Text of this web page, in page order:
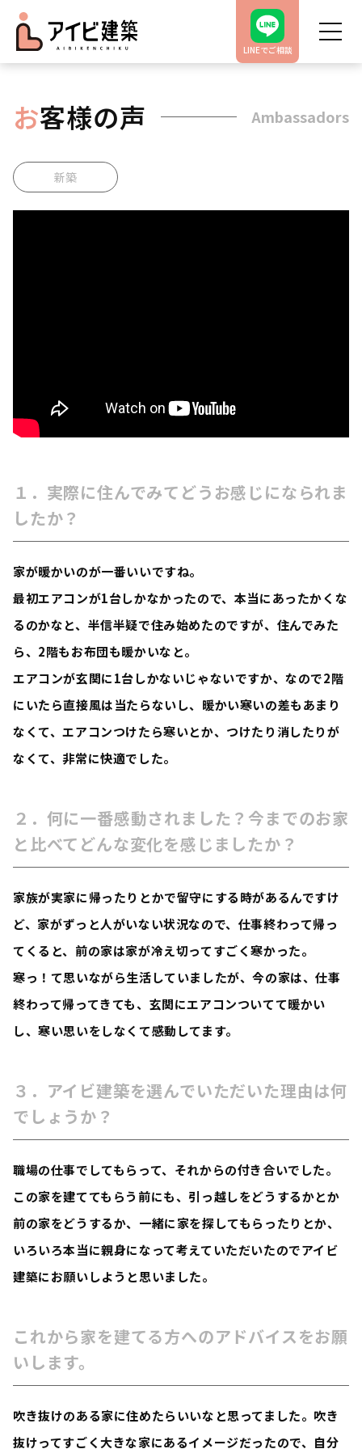
LINEでご相談
お客様の声 Ambassadors
新築
１．実際に住んでみてどうお感じになられま
したか？
家が暖かいのが一番いいですね。
最初エアコンが1台しかなかったので、本当にあったかくな
るのかなと、半信半疑で住み始めたのですが、住んでみた
ら、2階もお布団も暖かいなと。
エアコンが玄関に1台しかないじゃないですか、なので2階
にいたら直接風は当たらないし、暖かい寒いの差もあまり
なくて、エアコンつけたら寒いとか、つけたり消したりが
なくて、非常に快適でした。
２．何に一番感動されました？今までのお家
と比べてどんな変化を感じましたか？
家族が実家に帰ったりとかで留守にする時があるんですけ
ど、家がずっと人がいない状況なので、仕事終わって帰っ
てくると、前の家は家が冷え切ってすごく寒かった。
寒っ！て思いながら生活していましたが、今の家は、仕事
終わって帰ってきても、玄関にエアコンついてて暖かい
し、寒い思いをしなくて感動してます。
３．アイビ建築を選んでいただいた理由は何
でしょうか？
職場の仕事でしてもらって、それからの付き合いでした。
この家を建ててもらう前にも、引っ越しをどうするかとか
前の家をどうするか、一緒に家を探してもらったりとか、
いろいろ本当に親身になって考えていただいたのでアイビ
建築にお願いしようと思いました。
これから家を建てる方へのアドバイスをお願
いします。
吹き抜けのある家に住めたらいいなと思ってました。吹き
抜けってすごく大きな家にあるイメージだったので、自分